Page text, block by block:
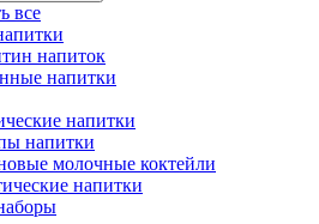
все
напиток
напитки
напитки
напитки
молочные коктейли
напитки